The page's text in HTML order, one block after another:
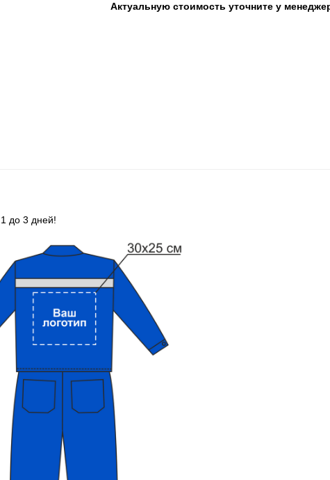
Актуальную стоимость уточните у
до 3 дней!